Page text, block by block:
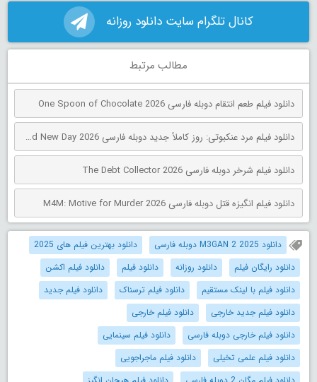
کانال تلگرام سایت دانلود روزانه
مطالب مرتبط
دانلود فیلم طعم انتقام دوبله فارسی One Spoon of Chocolate 2026
دانلود فیلم مرد عنکبوتی: روز کاملاً جدید دوبله فارسی Spider-Man: Brand New Day 2026
دانلود فیلم شرخر دوبله فارسی The Debt Collector 2026
دانلود فیلم انگیزه قتل دوبله فارسی M4M: Motive for Murder 2026
دانلود M3GAN 2 2025 دوبله فارسی
دانلود بهترین فیلم های 2025
دانلود رایگان فیلم
دانلود روزانه دانلود فیلم
دانلود فیلم اکشن
دانلود فیلم با لینک مستقیم
دانلود فیلم ترسناک
دانلود فیلم جدید
دانلود فیلم جدید خارجی
دانلود فیلم خارجی
دانلود فیلم خارجی دوبله فارسی
دانلود فیلم سینمایی
دانلود فیلم علمی تخیلی
دانلود فیلم ماجراجویی